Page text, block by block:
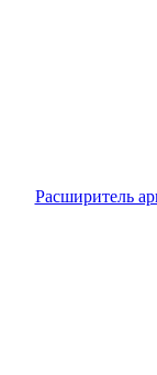
Расширитель